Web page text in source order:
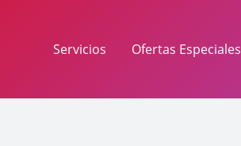
Servicios Ofertas Especiales